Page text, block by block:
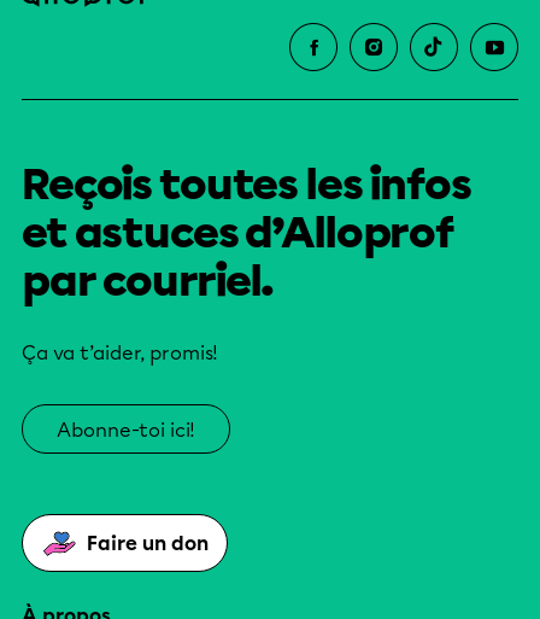
Reçois toutes les infos
et astuces d’Alloprof
par courriel.
Ça va t’aider, promis!
Abonne-toi ici!
Faire un don